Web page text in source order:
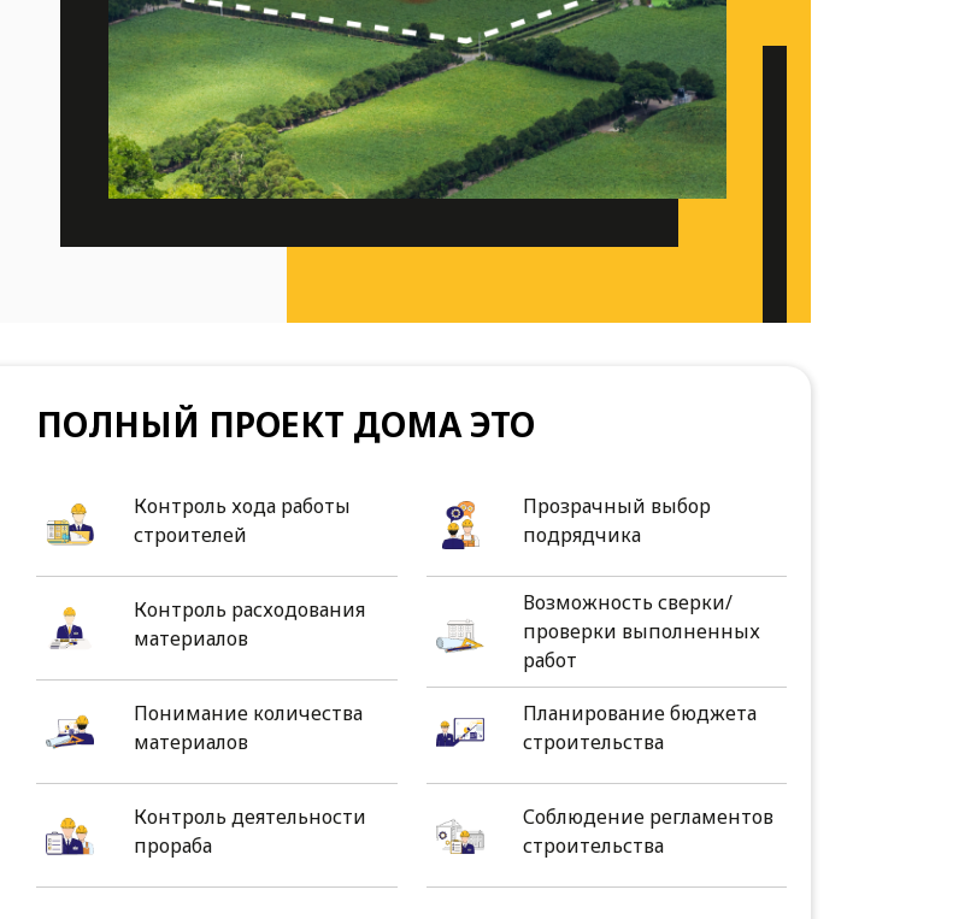
ПОЛНЫЙ ПРОЕКТ ДОМА ЭТО
Контроль хода работы
строителей
Прозрачный выбор
подрядчика
Контроль расходования
материалов
Возможность сверки/
проверки выполненных
работ
Понимание количества
материалов
Планирование бюджета
строительства
Контроль деятельности
прораба
Соблюдение регламентов
строительства